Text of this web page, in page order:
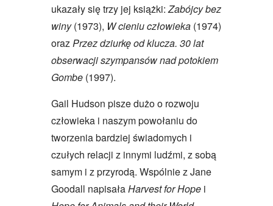
ukazały się trzy jej książki:Zabójcy bez
winy(1973), W cieniu człowieka (1974)
orazPrzez dziurkęod klucza. 30 lat
obserwacji szympansów nadpotokiem
Gombe (1997).
Gail Hudson pisze dużo o rozwoju
człowieka i naszym powołaniu do
tworzenia bardziej świadomych i
czułych relacji z innymi ludźmi, z sobą
samym i z przyrodą. Wspólnie z Jane
Goodall napisałaHarvest for Hope i